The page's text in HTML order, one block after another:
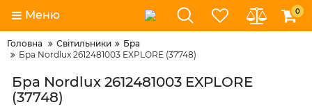
Меню 0
Головна Світильники
Бра
Бра Nordlux 2612481003 EXPLORE (37748)
Бра Nordlux 2612481003 EXPLORE
(37748)